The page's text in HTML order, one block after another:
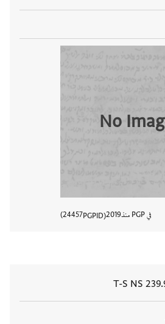
No
في PGP منذ 2019
PGPID
24457
T-S NS